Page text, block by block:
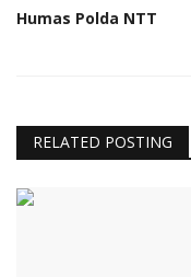
Humas Polda NTT
RELATED POSTING